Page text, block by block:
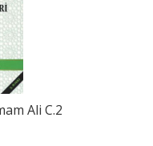
Ali C.2